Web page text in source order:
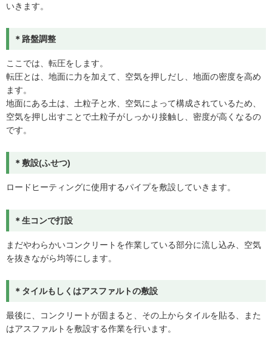
いきます。
＊路盤調整
ここでは、転圧をします。
転圧とは、地面に力を加えて、空気を押しだし、地面の密度を高め
ます。
地面にある土は、土粒子と水、空気によって構成されているため、
空気を押し出すことで土粒子がしっかり接触し、密度が高くなるの
です。
＊敷設(ふせつ)
ロードヒーティングに使用するパイプを敷設していきます。
＊生コンで打設
まだやわらかいコンクリートを作業している部分に流し込み、空気
を抜きながら均等にします。
＊タイルもしくはアスファルトの敷設
最後に、コンクリートが固まると、その上からタイルを貼る、また
はアスファルトを敷設する作業を行います。